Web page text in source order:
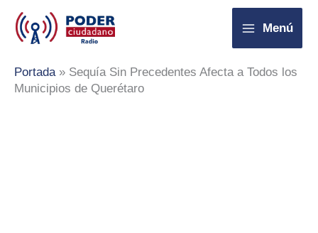
contenido
Menú
Portada» Sequía Sin Precedentes Afecta a Todos los
Municipios de Querétaro